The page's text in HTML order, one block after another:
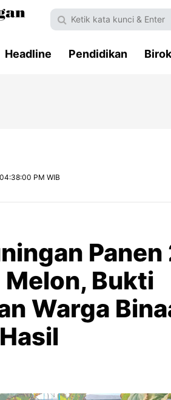
Headline Pendidikan
PM WIB
Panen
Bukti
Warga